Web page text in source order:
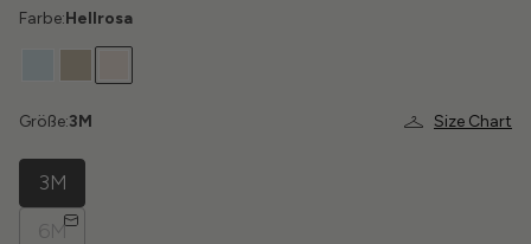
Farbe:Hellrosa
Size Chart
Größe:3M
3M
6M